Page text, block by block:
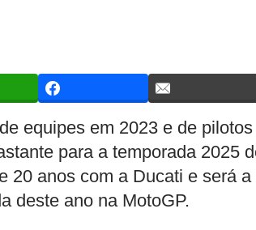
equipes em 2023 e de
para a temporada 2025
20 anos com a Ducati e será
deste ano na MotoGP.